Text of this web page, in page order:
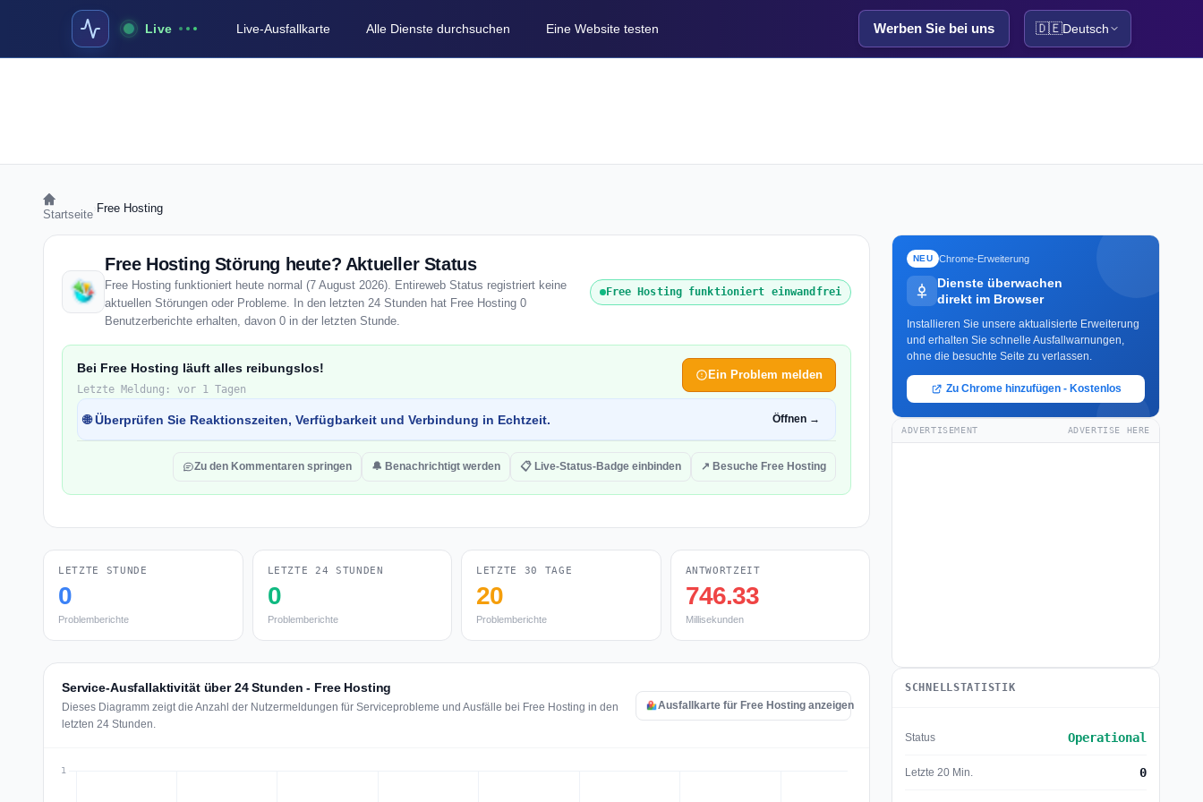
Live Live-Ausfallkarte Alle Dienste durchsuchen Eine Website testen Werben Sie bei uns 🇩🇪Deutsch
Startseite Free Hosting
Free Hosting Störung heute? Aktueller Status
Free Hosting funktioniert heute normal (7 August 2026). Entireweb Status registriert keine
aktuellen Störungen oder Probleme. In den letzten 24 Stunden hat Free Hosting 0
Benutzerberichte erhalten, davon 0 in der letzten Stunde.
Free Hosting funktioniert einwandfrei
Bei Free Hosting läuft alles reibungslos!
Letzte Meldung: vor 1 Tagen
Ein Problem melden
🌐 Überprüfen Sie Reaktionszeiten, Verfügbarkeit und Verbindung in Echtzeit. Öffnen →
Zu den Kommentaren springen 🔔 Benachrichtigt werden 📋 Live-Status-Badge einbinden ↗ Besuche Free Hosting
LETZTE STUNDE
0
Problemberichte
LETZTE 24 STUNDEN
0
Problemberichte
LETZTE 30 TAGE
20
Problemberichte
ANTWORTZEIT
746.33
Millisekunden
Service-Ausfallaktivität über 24 Stunden - Free Hosting
Dieses Diagramm zeigt die Anzahl der Nutzermeldungen für Serviceprobleme und Ausfälle bei Free Hosting in den
letzten 24 Stunden.
Ausfallkarte für Free Hosting anzeigen
NEU Chrome-Erweiterung
Dienste überwachen
direkt im Browser
Installieren Sie unsere aktualisierte Erweiterung
und erhalten Sie schnelle Ausfallwarnungen,
ohne die besuchte Seite zu verlassen.
Zu Chrome hinzufügen - Kostenlos
ADVERTISEMENT ADVERTISE HERE
SCHNELLSTATISTIK
Status Operational
Letzte 20 Min. 0